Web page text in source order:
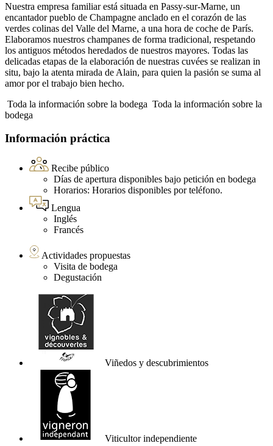
Nuestra empresa familiar está situada en Passy-sur-Marne, un
encantador pueblo de Champagne anclado en el corazón de las
verdes colinas del Valle del Marne, a una hora de coche de París.
Elaboramos nuestros champanes de forma tradicional, respetando
los antiguos métodos heredados de nuestros mayores. Todas las
delicadas etapas de la elaboración de nuestras cuvées se realizan in
situ, bajo la atenta mirada de Alain, para quien la pasión se suma al
amor por el trabajo bien hecho.
Toda la información sobre la bodega Toda la información sobre la
bodega
Información práctica
Recibe público
Días de apertura disponibles bajo petición en bodega
Horarios: Horarios disponibles por teléfono.
Lengua
Inglés
Francés
Actividades propuestas
Visita de bodega
Degustación
Viñedos y descubrimientos
Viticultor independiente